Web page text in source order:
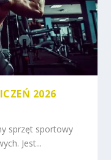
2026
sprzęt sportowy
Jest...